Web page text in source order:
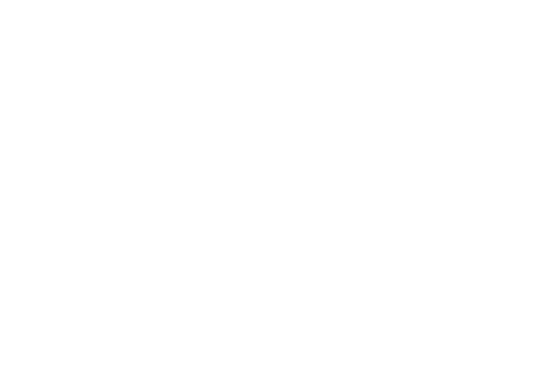
на цвет фурнитуры дверей и мебели, на цвет